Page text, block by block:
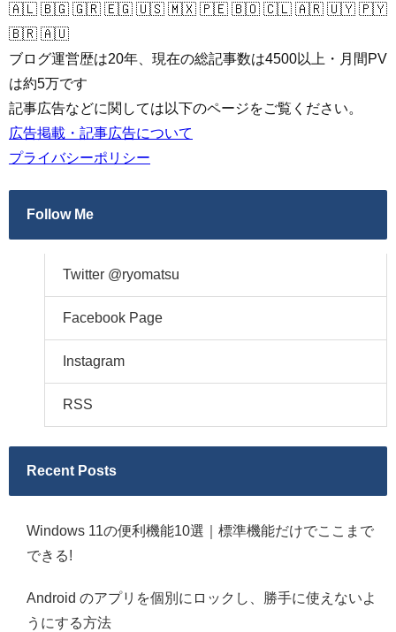
🇦🇱 🇧🇬 🇬🇷 🇪🇬 🇺🇸 🇲🇽 🇵🇪 🇧🇴 🇨🇱 🇦🇷 🇺🇾 🇵🇾
🇧🇷 🇦🇺
ブログ運営歴は20年、現在の総記事数は4500以上・月間PV
は約5万です
記事広告などに関しては以下のページをご覧ください。
広告掲載・記事広告について
プライバシーポリシー
Follow Me
Twitter @ryomatsu
Facebook Page
Instagram
RSS
Recent Posts
Windows 11の便利機能10選｜標準機能だけでここまで
できる!
Android のアプリを個別にロックし、勝手に使えないよ
うにする方法